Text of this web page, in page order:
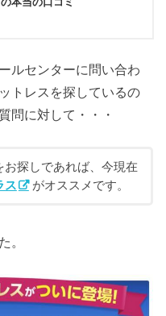
ルセンターに問い合わ
トレスを探しているの
問に対して・・・
探しであれば、今現在
ス がオススメです。
。